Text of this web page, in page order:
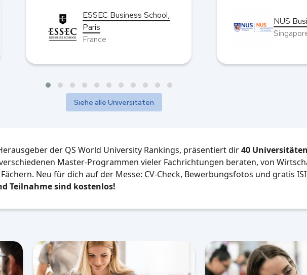
NUS Business School
Singapore
United
Siehe alle Universitäten
der QS World University Rankings, präsentiert dir40 Universitäten
Master-Programmen vieler Fachrichtungen beraten, von
Neu für dich auf der Messe: CV-Check, Bewerbungsfotos und gratis
Teilnahme sind kostenlos!